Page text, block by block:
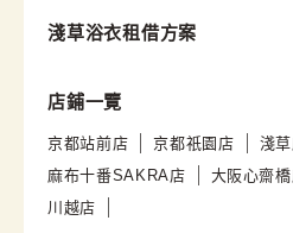
淺草浴衣租借方案
店鋪一覽
京都站前店 京都祇園店 淺
麻布十番SAKRA店
大阪心齋
川越店